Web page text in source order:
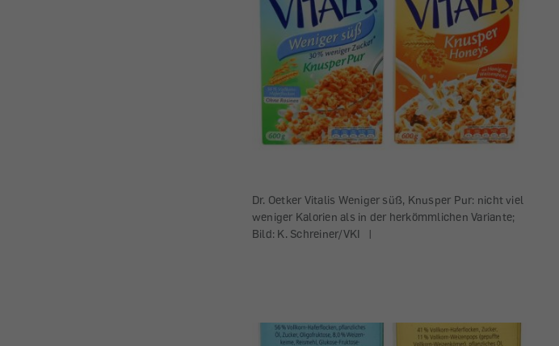
Dr. Oetker Vitalis Weniger süß, Knusper Pur: nicht viel
weniger Kalorien als in der herkömmlichen Variante;
Bild: K. Schreiner/VKI
|